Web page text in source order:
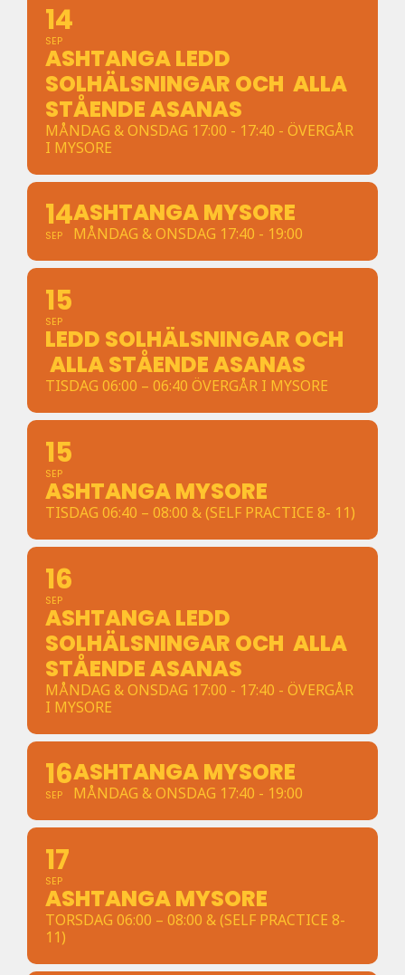
14
SEP
ASHTANGA LEDD
SOLHÄLSNINGAR OCH ALLA
STÅENDE ASANAS
MÅNDAG & ONSDAG 17:00 - 17:40 - ÖVERGÅR
I MYSORE
14
SEP
ASHTANGA MYSORE
MÅNDAG & ONSDAG 17:40 - 19:00
15
SEP
LEDD SOLHÄLSNINGAR OCH
ALLA STÅENDE ASANAS
TISDAG 06:00 – 06:40 ÖVERGÅR I MYSORE
15
SEP
ASHTANGA MYSORE
TISDAG 06:40 – 08:00 & (SELF PRACTICE 8- 11)
16
SEP
ASHTANGA LEDD
SOLHÄLSNINGAR OCH ALLA
STÅENDE ASANAS
MÅNDAG & ONSDAG 17:00 - 17:40 - ÖVERGÅR
I MYSORE
16
SEP
ASHTANGA MYSORE
MÅNDAG & ONSDAG 17:40 - 19:00
17
SEP
ASHTANGA MYSORE
TORSDAG 06:00 – 08:00 & (SELF PRACTICE 8-
11)